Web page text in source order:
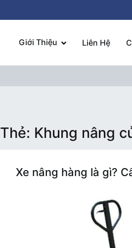
Giới Thiệu Liên Hệ
Thẻ: Khung nâng
Xe nâng hàng là gì?